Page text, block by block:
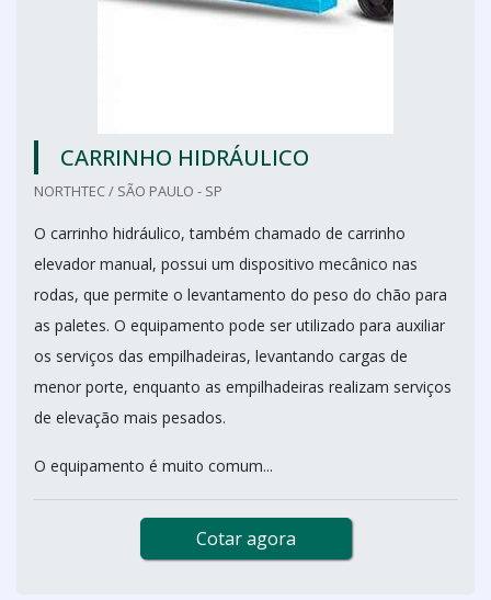
CARRINHO HIDRÁULICO
NORTHTEC / SÃO PAULO - SP
O carrinho hidráulico, também chamado de carrinho
elevador manual, possui um dispositivo mecânico nas
rodas, que permite o levantamento do peso do chão para
as paletes. O equipamento pode ser utilizado para auxiliar
os serviços das empilhadeiras, levantando cargas de
menor porte, enquanto as empilhadeiras realizam serviços
de elevação mais pesados.
O equipamento é muito comum...
Cotar agora